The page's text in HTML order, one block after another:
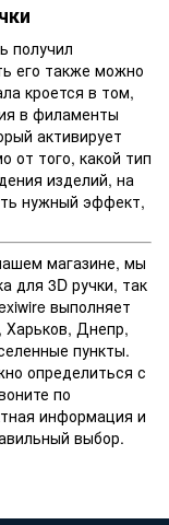
получил
его также можно
кроется в том,
в филаменты
активирует
от того, какой тип
изделий, на
нужный эффект,
магазине, мы
для 3D ручки, так
выполняет
Харьков, Днепр,
пункты.
определиться с
по
информация и
выбор.